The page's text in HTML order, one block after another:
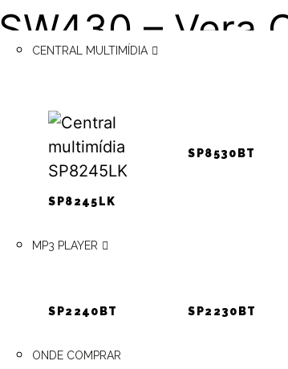
CENTRAL MULTIMÍDIA
SP8245LK
SP8530BT
MP3 PLAYER
SP2240BT SP2230BT
ONDE COMPRAR
SW430 – Vera
Acionamento